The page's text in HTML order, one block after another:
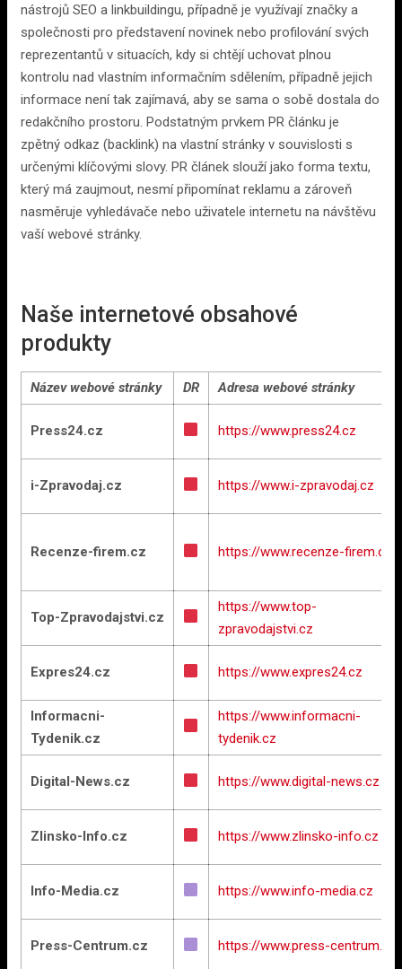
nástrojů SEO a linkbuildingu, případně je využívají značky a
společnosti pro představení novinek nebo profilování svých
reprezentantů v situacích, kdy si chtějí uchovat plnou
kontrolu nad vlastním informačním sdělením, případně jejich
informace není tak zajímavá, aby se sama o sobě dostala do
redakčního prostoru. Podstatným prvkem PR článku je
zpětný odkaz (backlink) na vlastní stránky v souvislosti s
určenými klíčovými slovy. PR článek slouží jako forma textu,
který má zaujmout, nesmí připomínat reklamu a zároveň
nasměruje vyhledávače nebo uživatele internetu na návštěvu
vaší webové stránky.
Naše internetové obsahové
produkty
Název webové stránky DR Adresa webové stránky
Press24.cz https://www.press24.cz
i-Zpravodaj.cz https://www.i-zpravodaj.cz
Recenze-firem.cz https://www.recenze-firem.cz
Top-Zpravodajstvi.cz
https://www.top-
zpravodajstvi.cz
Expres24.cz https://www.expres24.cz
Informacni-
Tydenik.cz
https://www.informacni-
tydenik.cz
Digital-News.cz https://www.digital-news.cz
Zlinsko-Info.cz https://www.zlinsko-info.cz
Info-Media.cz https://www.info-media.cz
Press-Centrum.cz https://www.press-centrum.cz